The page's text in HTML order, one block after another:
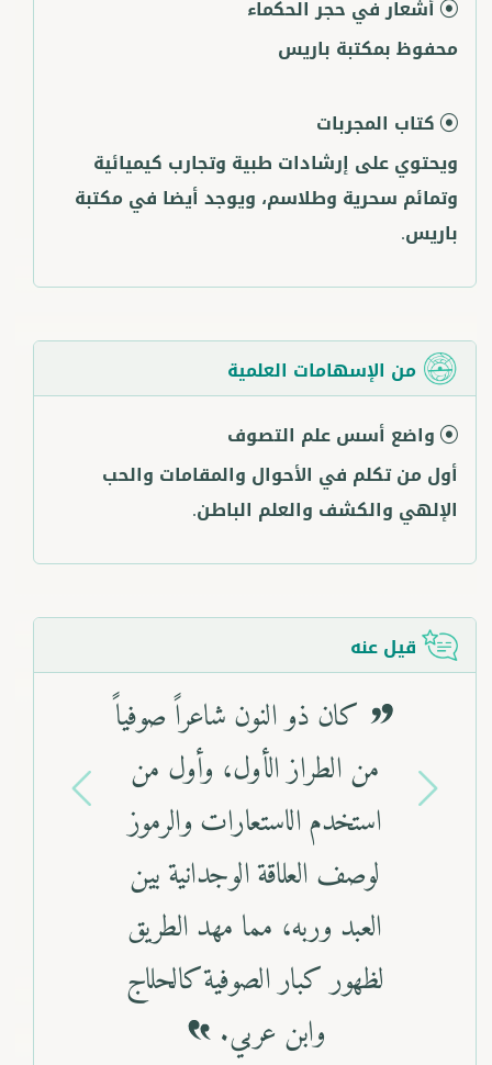
أشعار في حجر الحكماء
محفوظ بمكتبة باريس
كتاب المجربات
ويحتوي على إرشادات طبية وتجارب كيميائية
وتمائم سحرية وطلاسم، ويوجد أيضا في مكتبة
باريس.
من الإسهامات العلمية
واضع أسس علم التصوف
أول من تكلم في الأحوال والمقامات والحب
الإلهي والكشف والعلم الباطن.
قيل عنه
كان ذو النون شاعراً صوفياً
من الطراز الأول، وأول من
استخدم الاستعارات والرموز
لوصف العلاقة الوجدانية بين
العبد وربه، مما مهد الطريق
لظهور كبار الصوفية كالحلاج
وابن عربي.